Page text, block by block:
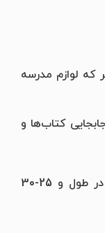
که لوازم مدرسه
کتاب‌ها و
ابعاد مناسب: تقریباً 38-35 سانتیمتر در طول و 25-30